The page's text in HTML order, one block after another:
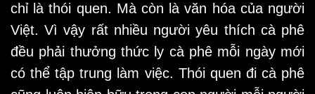
chỉ là thói quen. Mà còn là văn hóa của người
Việt. Vì vậy rất nhiều người yêu thích cà phê
đều phải thưởng thức ly cà phê mỗi ngày mới
có thể tập trung làm việc. Thói quen đi cà phê